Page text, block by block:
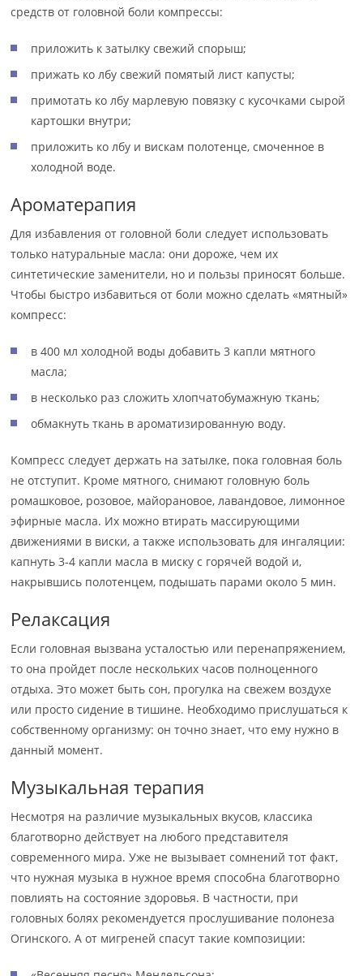
средств от головной боли компрессы:
приложить к затылку свежий спорыш;
прижать ко лбу свежий помятый лист капусты;
примотать ко лбу марлевую повязку с кусочками сырой
картошки внутри;
приложить ко лбу и вискам полотенце, смоченное в
холодной воде.
Ароматерапия
Для избавления от головной боли следует использовать
только натуральные масла: они дороже, чем их
синтетические заменители, но и пользы приносят больше.
Чтобы быстро избавиться от боли можно сделать «мятный»
компресс:
в 400 мл холодной воды добавить 3 капли мятного
масла;
в несколько раз сложить хлопчатобумажную ткань;
обмакнуть ткань в ароматизированную воду.
Компресс следует держать на затылке, пока головная боль
не отступит. Кроме мятного, снимают головную боль
ромашковое, розовое, майорановое, лавандовое, лимонное
эфирные масла. Их можно втирать массирующими
движениями в виски, а также использовать для ингаляции:
капнуть 3-4 капли масла в миску с горячей водой и,
накрывшись полотенцем, подышать парами около 5 мин.
Релаксация
Если головная вызвана усталостью или перенапряжением,
то она пройдет после нескольких часов полноценного
отдыха. Это может быть сон, прогулка на свежем воздухе
или просто сидение в тишине. Необходимо прислушаться к
собственному организму: он точно знает, что ему нужно в
данный момент.
Музыкальная терапия
Несмотря на различие музыкальных вкусов, классика
благотворно действует на любого представителя
современного мира. Уже не вызывает сомнений тот факт,
что нужная музыка в нужное время способна благотворно
повлиять на состояние здоровья. В частности, при
головных болях рекомендуется прослушивание полонеза
Огинского. А от мигреней спасут такие композиции: